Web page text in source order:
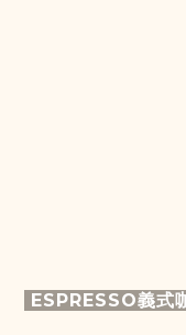
ESPRESSO義式